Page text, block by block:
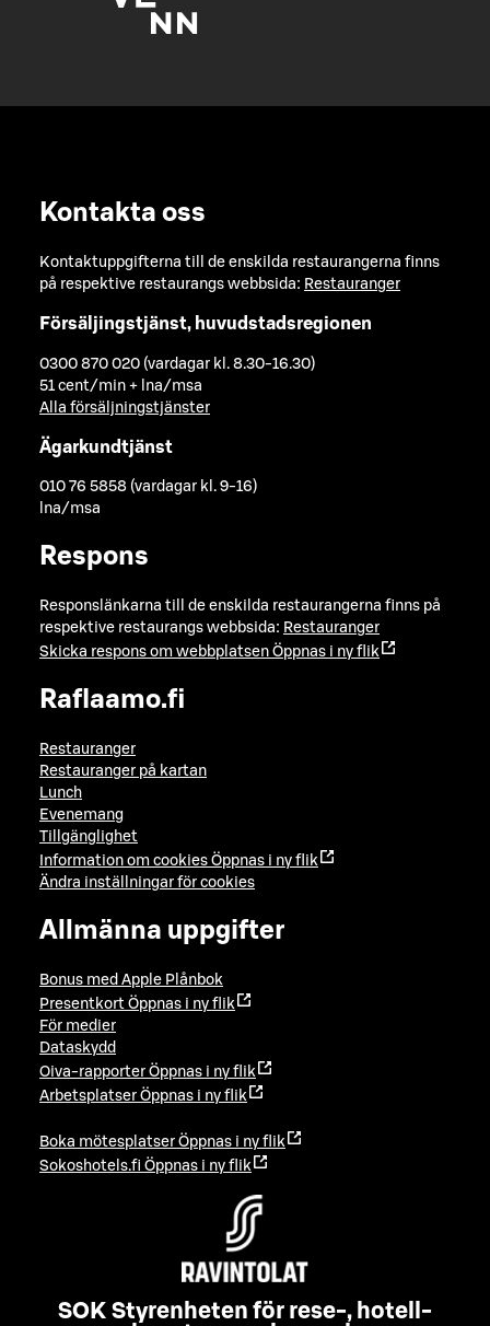
Kontakta oss
Kontaktuppgifterna till de enskilda restaurangerna finns
på respektive restaurangs webbsida: Restauranger
Försäljingstjänst, huvudstadsregionen
0300 870 020 (vardagar kl. 8.30-16.30)
51 cent/min + lna/msa
Alla försäljningstjänster
Ägarkundtjänst
010 76 5858 (vardagar kl. 9-16)
lna/msa
Respons
Responslänkarna till de enskilda restaurangerna finns på
respektive restaurangs webbsida: Restauranger
Skicka respons om webbplatsen Öppnas i ny flik
Raflaamo.fi
Restauranger
Restauranger på kartan
Lunch
Evenemang
Tillgänglighet
Information om cookies Öppnas i ny flik
Ändra inställningar för cookies
Allmänna uppgifter
Bonus med Apple Plånbok
Presentkort Öppnas i ny flik
För medier
Dataskydd
Oiva-rapporter Öppnas i ny flik
Arbetsplatser Öppnas i ny flik
Boka mötesplatser Öppnas i ny flik
Sokoshotels.fi Öppnas i ny flik
SOK Styrenheten för rese-, hotell-